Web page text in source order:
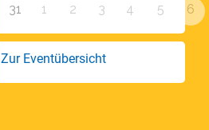
31
1 2 3 4 5 6
Zur Eventübersicht